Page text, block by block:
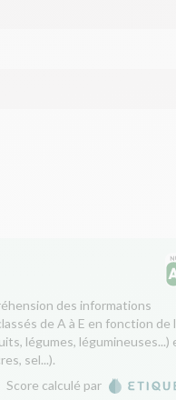
des informations
de A à E en fonction de
légumes, légumineuses...)
sel...).
Score calculé par